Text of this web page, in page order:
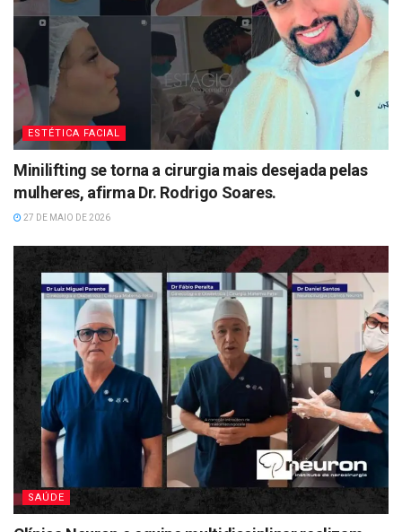
ESTÉTICA FACIAL
Minilifting se torna a cirurgia mais desejada pelas
mulheres, afirma Dr. Rodrigo Soares.
27 DE MAIO DE 2026
SAÚDE